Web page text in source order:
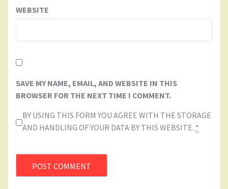
WEBSITE
SAVE MY NAME, EMAIL, AND WEBSITE IN THIS
BROWSER FOR THE NEXT TIME I COMMENT.
BY USING THIS FORM YOU AGREE WITH THE STORAGE
AND HANDLING OF YOUR DATA BY THIS WEBSITE. *